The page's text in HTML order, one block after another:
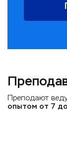
Преподают
опытом от 7